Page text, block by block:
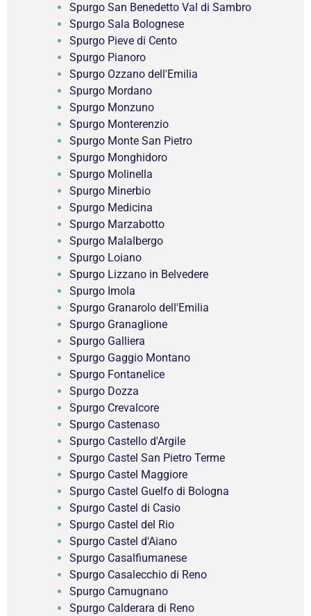
Spurgo San Benedetto Val di Sambro
Spurgo Sala Bolognese
Spurgo Pieve di Cento
Spurgo Pianoro
Spurgo Ozzano dell'Emilia
Spurgo Mordano
Spurgo Monzuno
Spurgo Monterenzio
Spurgo Monte San Pietro
Spurgo Monghidoro
Spurgo Molinella
Spurgo Minerbio
Spurgo Medicina
Spurgo Marzabotto
Spurgo Malalbergo
Spurgo Loiano
Spurgo Lizzano in Belvedere
Spurgo Imola
Spurgo Granarolo dell'Emilia
Spurgo Granaglione
Spurgo Galliera
Spurgo Gaggio Montano
Spurgo Fontanelice
Spurgo Dozza
Spurgo Crevalcore
Spurgo Castenaso
Spurgo Castello d'Argile
Spurgo Castel San Pietro Terme
Spurgo Castel Maggiore
Spurgo Castel Guelfo di Bologna
Spurgo Castel di Casio
Spurgo Castel del Rio
Spurgo Castel d'Aiano
Spurgo Casalfiumanese
Spurgo Casalecchio di Reno
Spurgo Camugnano
Spurgo Calderara di Reno